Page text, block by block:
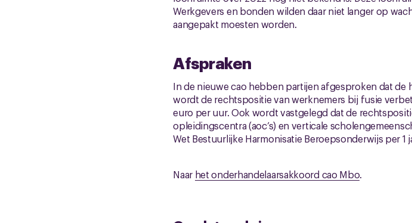
Werkgevers en bonden wilden daar niet langer op
aangepakt moesten worden.
Afspraken
In de nieuwe cao hebben partijen afgesproken dat
wordt de rechtspositie van werknemers bij fusie
euro per uur. Ook wordt vastgelegd dat de
opleidingscentra (aoc’s) en verticale
Wet Bestuurlijke Harmonisatie Beroepsonderwijs per
Naar het onderhandelaarsakkoord cao Mbo.